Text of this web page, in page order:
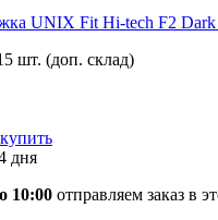
UNIX Fit Hi-tech F2 Dark
шт. (доп. склад)
дня
10:00 отправляем заказ в